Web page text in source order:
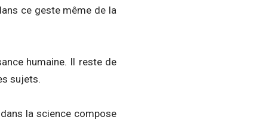
ce geste même de la
humaine. Il reste de
sujets.
la science compose